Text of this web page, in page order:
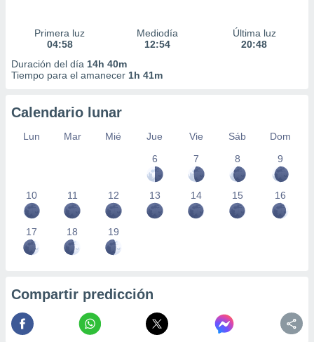
Primera luz
04:58
Mediodía
12:54
Última luz
20:48
Duración del día 14h 40m
Tiempo para el amanecer 1h 41m
Calendario lunar
Lun Mar Mié Jue Vie Sáb
Dom
6
7 8 9
10 11 12 13 14 15 16
17 18 19
Compartir predicción